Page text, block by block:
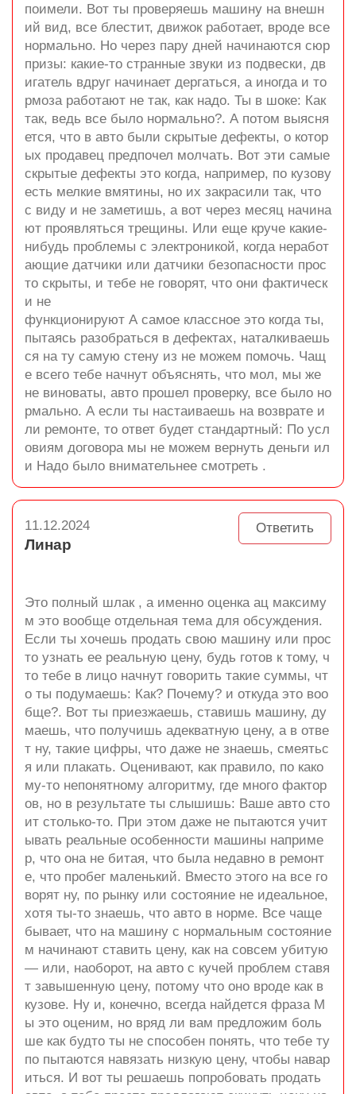
поимели. Вот ты проверяешь машину на внешн
ий вид, все блестит, движок работает, вроде все
нормально. Но через пару дней начинаются сюр
призы: какие-то странные звуки из подвески, дв
игатель вдруг начинает дергаться, а иногда и то
рмоза работают не так, как надо. Ты в шоке: Как
так, ведь все было нормально?. А потом выясня
ется, что в авто были скрытые дефекты, о котор
ых продавец предпочел молчать. Вот эти самые
скрытые дефекты это когда, например, по кузову
есть мелкие вмятины, но их закрасили так, что
с виду и не заметишь, а вот через месяц начина
ют проявляться трещины. Или еще круче какие-
нибудь проблемы с электроникой, когда неработ
ающие датчики или датчики безопасности прос
то скрыты, и тебе не говорят, что они фактическ
и не
функционируют А самое классное это когда ты,
пытаясь разобраться в дефектах, наталкиваешь
ся на ту самую стену из не можем помочь. Чащ
е всего тебе начнут объяснять, что мол, мы же
не виноваты, авто прошел проверку, все было но
рмально. А если ты настаиваешь на возврате и
ли ремонте, то ответ будет стандартный: По усл
овиям договора мы не можем вернуть деньги ил
и Надо было внимательнее смотреть .
Ответить
11.12.2024
Линар
Это полный шлак , а именно оценка ац максиму
м это вообще отдельная тема для обсуждения.
Если ты хочешь продать свою машину или прос
то узнать ее реальную цену, будь готов к тому, ч
то тебе в лицо начнут говорить такие суммы, чт
о ты подумаешь: Как? Почему? и откуда это воо
бще?. Вот ты приезжаешь, ставишь машину, ду
маешь, что получишь адекватную цену, а в отве
т ну, такие цифры, что даже не знаешь, смеятьс
я или плакать. Оценивают, как правило, по како
му-то непонятному алгоритму, где много фактор
ов, но в результате ты слышишь: Ваше авто сто
ит столько-то. При этом даже не пытаются учит
ывать реальные особенности машины наприме
р, что она не битая, что была недавно в ремонт
е, что пробег маленький. Вместо этого на все го
ворят ну, по рынку или состояние не идеальное,
хотя ты-то знаешь, что авто в норме. Все чаще
бывает, что на машину с нормальным состояние
м начинают ставить цену, как на совсем убитую
— или, наоборот, на авто с кучей проблем ставя
т завышенную цену, потому что оно вроде как в
кузове. Ну и, конечно, всегда найдется фраза М
ы это оценим, но вряд ли вам предложим боль
ше как будто ты не способен понять, что тебе ту
по пытаются навязать низкую цену, чтобы навар
иться. И вот ты решаешь попробовать продать